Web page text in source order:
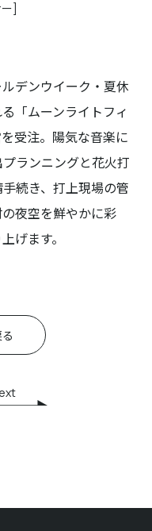
デンウイーク・夏休
「ムーンライトフィ
受注。陽気な音楽に
ランニングと花火打
続き、打上現場の管
夜空を鮮やかに彩
げます。
]